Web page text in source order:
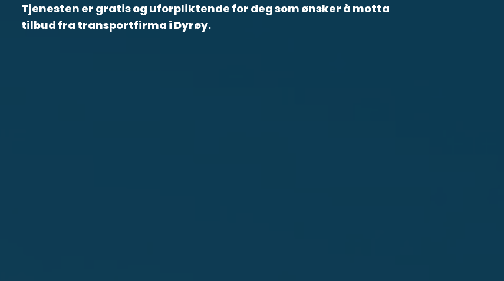
Tjenesten er gratis og uforpliktende for deg som ønsker å motta
tilbud fra transportfirma i Dyrøy.